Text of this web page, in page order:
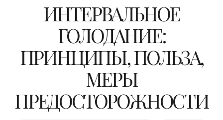
ИНТЕРВАЛЬНОЕ
ГОЛОДАНИЕ:
ПРИНЦИПЫ, ПОЛЬЗА,
МЕРЫ
ПРЕДОСТОРОЖНОСТИ